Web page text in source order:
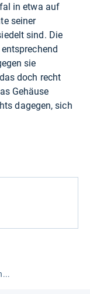
in etwa auf
seiner
sind. Die
sie
doch recht
Gehäuse
dagegen, sich